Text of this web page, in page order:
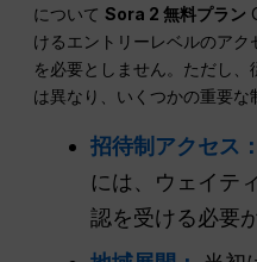
についてSora 2 無料プラン
けるエントリーレベルのア
を必要としません。ただし
は異なり、いくつかの重要な
招待制アクセス
には、ウェイテ
認を受ける必要